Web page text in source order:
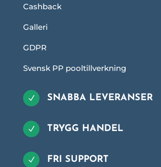
Cashback
Galleri
GDPR
Svensk PP pooltillverkning
N SNABBA LEVERANSER
N TRYGG HANDEL
N FRI SUPPORT